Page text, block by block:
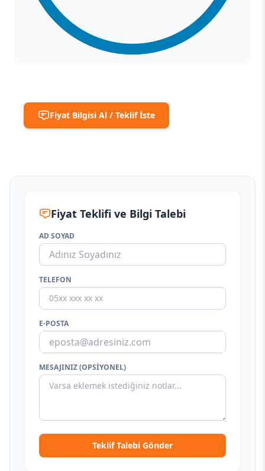
Fiyat Bilgisi Al / Teklif İste
Fiyat Teklifi ve Bilgi Talebi
AD SOYAD
TELEFON
E-POSTA
MESAJINIZ (OPSIYONEL)
Teklif Talebi Gönder